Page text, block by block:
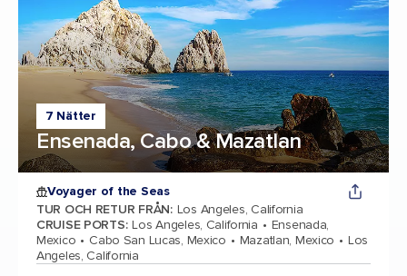
7 Nätter
Ensenada, Cabo & Mazatlan
Voyager of the Seas
TUR OCH RETUR FRÅN: Los Angeles, California
CRUISE PORTS: Los Angeles, California
Ensenada,
Mexico
Cabo San Lucas, Mexico Mazatlan, Mexico
Los
Angeles, California